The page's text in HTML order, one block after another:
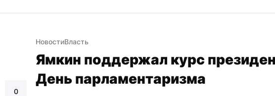
0
НовостиВласть
Ямкин поддержал курс
День парламентаризма